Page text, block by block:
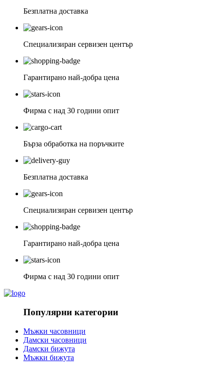
Безплатна доставка
Специализиран сервизен център
Гарантирано най-добра цена
Фирма с над 30 години опит
Бърза обработка на поръчките
Безплатна доставка
Специализиран сервизен център
Гарантирано най-добра цена
Фирма с над 30 години опит
Популярни категории
Мъжки часовници
Дамски часовници
Дамски бижута
Мъжки бижута